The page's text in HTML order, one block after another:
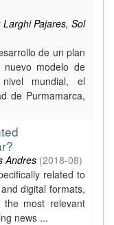
Pajares, Sol
de un plan
modelo de
mundial, el
de Purmamarca,
Andres (2018-08)
related to
digital formats,
most relevant
news ...